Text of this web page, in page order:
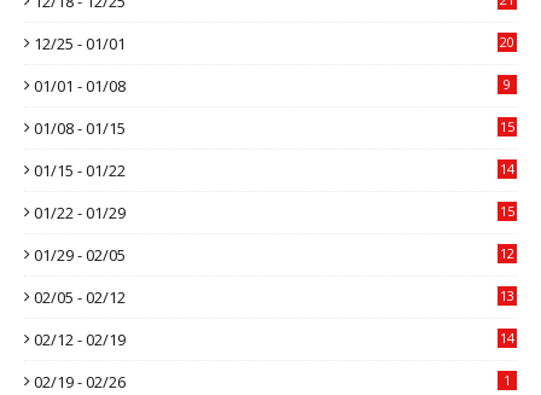
12/25 - 01/01 20
01/01 - 01/08 9
01/08 - 01/15 15
01/15 - 01/22 14
01/22 - 01/29 15
01/29 - 02/05 12
02/05 - 02/12 13
02/12 - 02/19 14
02/19 - 02/26 1